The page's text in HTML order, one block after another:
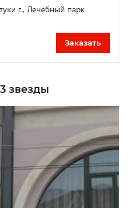
г., Лечебный парк
Заказать
звезды